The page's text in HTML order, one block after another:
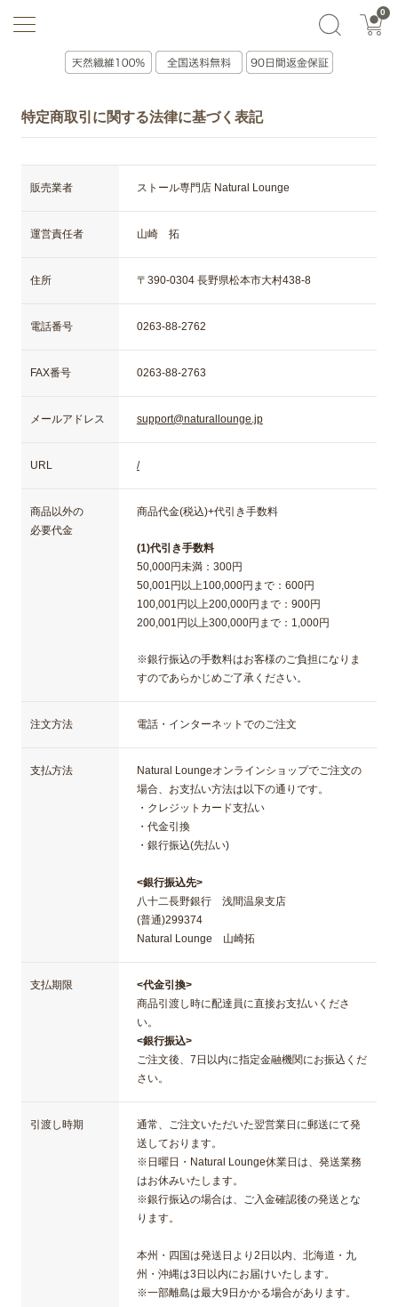
0
特定商取引に関する法律に基づく表記
販売業者 ストール専門店 Natural Lounge
運営責任者 山崎 拓
住所 〒390-0304 長野県松本市大村438-8
電話番号 0263-88-2762
FAX番号 0263-88-2763
メールアドレス support@naturallounge.jp
URL /
商品以外の
必要代金
商品代金(税込)+代引き手数料
(1)代引き手数料
50,000円未満：300円
50,001円以上100,000円まで：600円
100,001円以上200,000円まで：900円
200,001円以上300,000円まで：1,000円
※銀行振込の手数料はお客様のご負担になりま
すのであらかじめご了承ください。
注文方法 電話・インターネットでのご注文
支払方法
Natural Loungeオンラインショップでご注文の
場合、お支払い方法は以下の通りです。
・クレジットカード支払い
・代金引換
・銀行振込(先払い)
<銀行振込先>
八十二長野銀行 浅間温泉支店
(普通)299374
Natural Lounge 山崎拓
支払期限
<代金引換>
商品引渡し時に配達員に直接お支払いくださ
い。
<銀行振込>
ご注文後、7日以内に指定金融機関にお振込くだ
さい。
引渡し時期
通常、ご注文いただいた翌営業日に郵送にて発
送しております。
※日曜日・Natural Lounge休業日は、発送業務
はお休みいたします。
※銀行振込の場合は、ご入金確認後の発送とな
ります。
本州・四国は発送日より2日以内、北海道・九
州・沖縄は3日以内にお届けいたします。
※一部離島は最大9日かかる場合があります。